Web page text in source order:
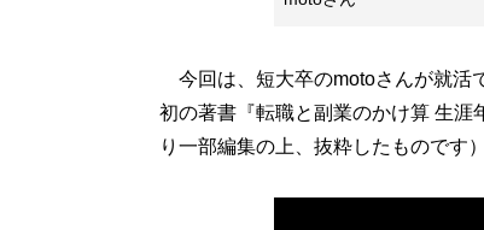
今回は、短大卒のmotoさんが就活
初の著書『転職と副業のかけ算 生涯
り一部編集の上、抜粋したものです）